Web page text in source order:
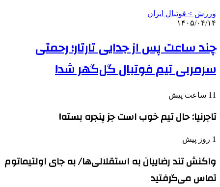
ورزش > فوتبال ایران
۱۴۰۵/۰۴/۱۴
چند ساعت پس از جدایی تارتار؛ رحمتی
سرمربی تیم فوتبال گل‌گهر شد!
11 ساعت پیش
تاجرنیا: حال تیم خوب است جز پنجره بسته!
1 روز پیش
واکنش تند رضاییان به استقلالی‌ها/ به جای اولتیماتوم
تماس می‌گرفتید